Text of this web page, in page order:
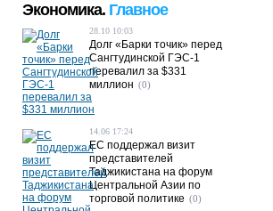
Экономика. Главное
28.10 10:03
Долг «Барки точик» перед
Сангтудинской ГЭС-1
перевалил за $331
миллион (0)
14.06 17:24
ЕС поддержал визит
представителей
Таджикистана на форум
Центральной Азии по
торговой политике (0)